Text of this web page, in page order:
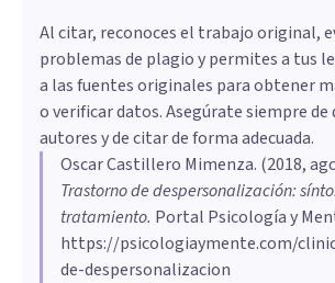
Al citar, reconoces el trabajo original,
problemas de plagio y permites a tus
a las fuentes originales para obtener
o verificar datos. Asegúrate siempre de
autores y de citar de forma adecuada.
Oscar Castillero Mimenza. (2018,
Trastorno de despersonalización:
tratamiento. Portal Psicología y
https://psicologiaymente.com/
de-despersonalizacion